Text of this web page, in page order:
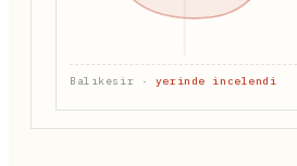
Balıkesir · yerinde incelendi